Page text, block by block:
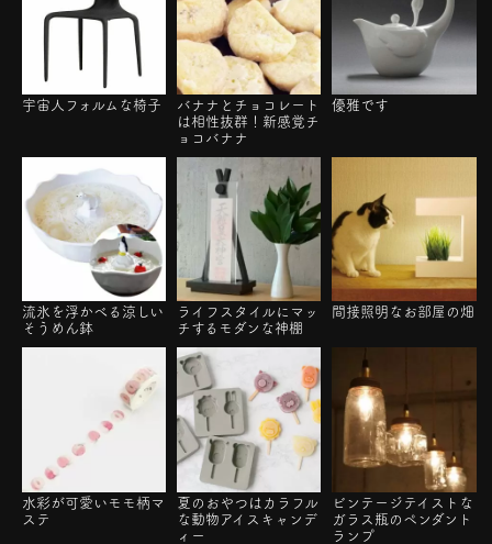
宇宙人フォルムな椅子
バナナとチョコレート
は相性抜群！新感覚チ
ョコバナナ
優雅です
流氷を浮かべる涼しい
そうめん鉢
ライフスタイルにマッ
チするモダンな神棚
間接照明なお部屋の畑
水彩が可愛いモモ柄マ
ステ
夏のおやつはカラフル
な動物アイスキャンデ
ィー
ビンテージテイストな
ガラス瓶のペンダント
ランプ